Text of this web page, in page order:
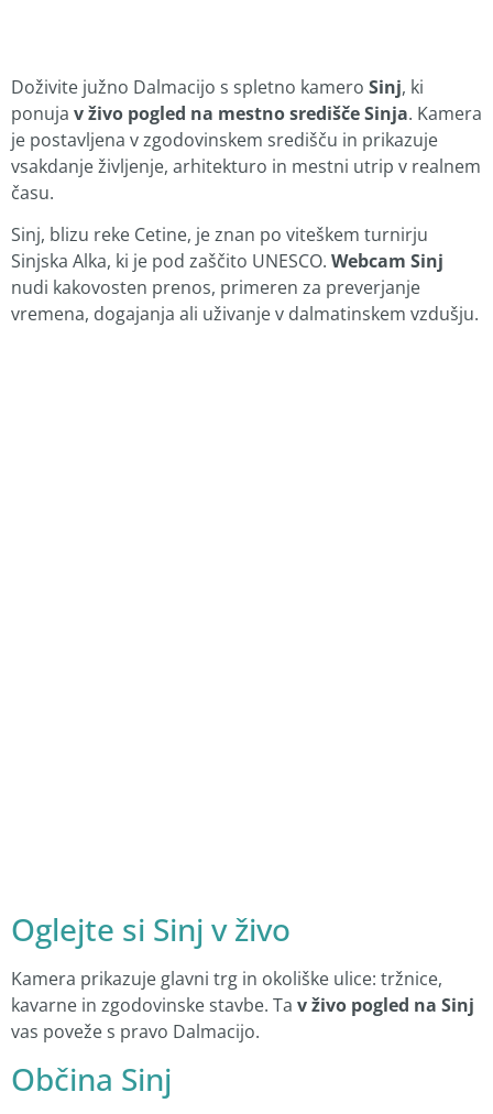
Doživite južno Dalmacijo s spletno kamero Sinj, ki
ponuja v živo pogled na mestno središče Sinja. Kamera
je postavljena v zgodovinskem središču in prikazuje
vsakdanje življenje, arhitekturo in mestni utrip v realnem
času.
Sinj, blizu reke Cetine, je znan po viteškem turnirju
Sinjska Alka, ki je pod zaščito UNESCO. Webcam Sinj
nudi kakovosten prenos, primeren za preverjanje
vremena, dogajanja ali uživanje v dalmatinskem vzdušju.
Oglejte si Sinj v živo
Kamera prikazuje glavni trg in okoliške ulice: tržnice,
kavarne in zgodovinske stavbe. Ta v živo pogled na Sinj
vas poveže s pravo Dalmacijo.
Občina Sinj